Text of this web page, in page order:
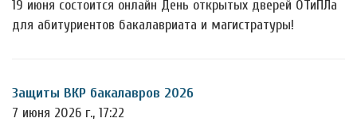
19 июня состоится онлайн День открытых дверей ОТиПЛа
для абитуриентов бакалавриата и магистратуры!
Защиты ВКР бакалавров 2026
7 июня 2026 г., 17:22